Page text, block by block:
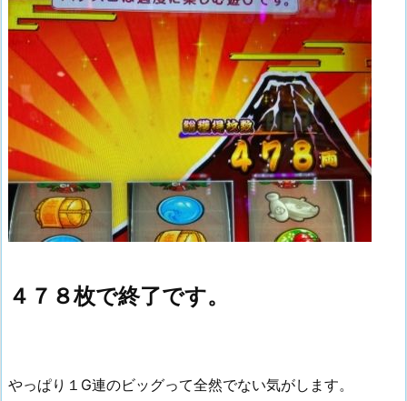
４７８枚で終了です。
やっぱり１G連のビッグって全然でない気がします。